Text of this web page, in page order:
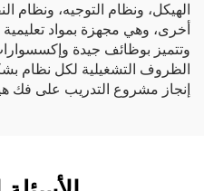
الهيكل، ونظام التوجيه، ونظام
أخرى، وهي مجهزة بمواد
وتتميز بوظائف جيدة
الظروف التشغيلية لكل نظام
إنجاز مشروع التدريب على فك